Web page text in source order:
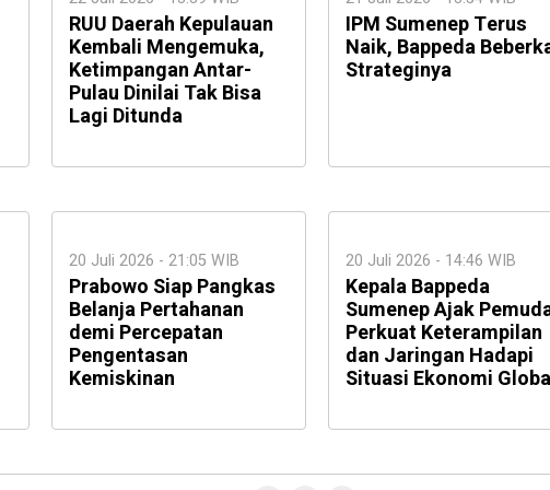
RUU Daerah Kepulauan
Kembali Mengemuka,
Ketimpangan Antar-
Pulau Dinilai Tak Bisa
Lagi Ditunda
IPM Sumenep Terus
Naik, Bappeda
Strateginya
20 Juli 2026 - 21:05 WIB
Prabowo Siap Pangkas
Belanja Pertahanan
demi Percepatan
Pengentasan
Kemiskinan
20 Juli 2026 - 14:46 WIB
Kepala Bappeda
Sumenep Ajak
Perkuat Keterampilan
dan Jaringan Hadapi
Situasi Ekonomi